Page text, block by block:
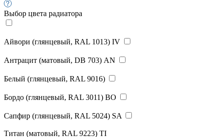
Выбор цвета радиатора
Айвори (глянцевый, RAL 1013) IV
Антрацит (матовый, DB 703) AN
Белый (глянцевый, RAL 9016)
Бордо (глянцевый, RAL 3011) BO
Сапфир (глянцевый, RAL 5024) SA
Титан (матовый, RAL 9223) TI